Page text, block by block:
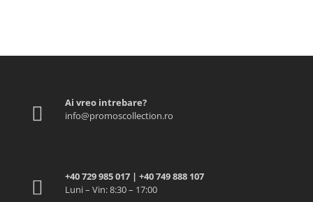
Ai vreo intrebare?
info@promoscollection.ro
+40 729 985 017 | +40 749 888 107
Luni – Vin: 8:30 – 17:00